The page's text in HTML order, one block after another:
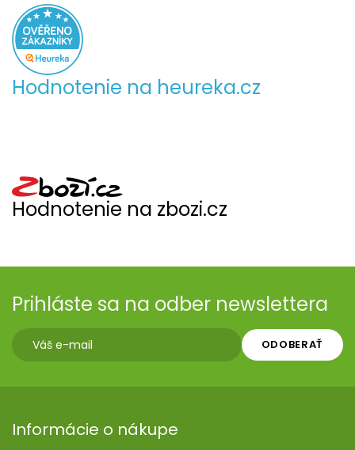
Hodnotenie na heureka.cz
Hodnotenie na zbozi.cz
Prihláste sa na odber newslettera
ODOBERAŤ
Informácie o nákupe